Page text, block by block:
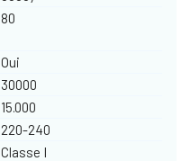
80
Oui
30000
15.000
220-240
Classe I